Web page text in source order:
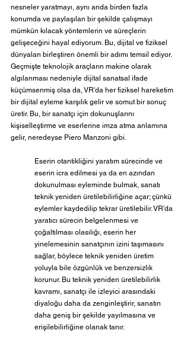
nesneler yaratmayı, aynı anda birden fazla
konumda ve paylaşılan bir şekilde çalışmayı
mümkün kılacak yöntemlerin ve süreçlerin
gelişeceğini hayal ediyorum. Bu, dijital ve fiziksel
dünyaları birleştiren önemli bir adımı temsil ediyor.
Geçmişte teknolojik araçların makine olarak
algılanması nedeniyle dijital sanatsal ifade
küçümsenmiş olsa da, VR'da her fiziksel hareketim
bir dijital eyleme karşılık gelir ve somut bir sonuç
üretir. Bu, bir sanatçı için dokunuşlarını
kişiselleştirme ve eserlerine imza atma anlamına
gelir, neredeyse Piero Manzoni gibi.
Eserin otantikliğini yaratım sürecinde ve
eserin icra edilmesi ya da en azından
dokunulması eyleminde bulmak, sanatı
teknik yeniden üretilebilirliğine açar; çünkü
eylemler kaydedilip tekrar üretilebilir. VR'da
yaratıcı sürecin belgelenmesi ve
çoğaltılması olasılığı, eserin her
yinelemesinin sanatçının izini taşımasını
sağlar, böylece teknik yeniden üretim
yoluyla bile özgünlük ve benzersizlik
korunur. Bu teknik yeniden üretilebilirlik
kavramı, sanatçı ile izleyici arasındaki
diyaloğu daha da zenginleştirir, sanatın
daha geniş bir şekilde yayılmasına ve
erişilebilirliğine olanak tanır.